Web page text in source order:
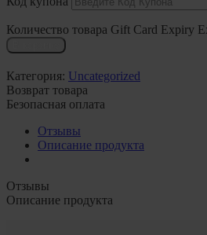
Количество товара Gift Card Expiry
Категория: Uncategorized
Возврат товара
Безопасная оплата
Отзывы
Описание продукта
Отзывы
Описание продукта